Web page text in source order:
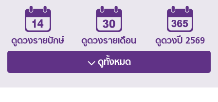
ดูดวงรายปักษ์ ดูดวงรายเดือน ดูดวงปี 2569
ดูทั้งหมด